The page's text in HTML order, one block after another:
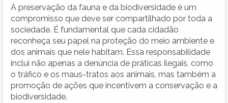
A preservação da fauna e da biodiversidade é um
compromisso que deve ser compartilhado por toda a
sociedade. É fundamental que cada cidadão
reconheça seu papel na proteção do meio ambiente e
dos animais que nele habitam. Essa responsabilidade
inclui não apenas a denúncia de práticas ilegais, como
o tráfico e os maus-tratos aos animais, mas também a
promoção de ações que incentivem a conservação e a
biodiversidade.